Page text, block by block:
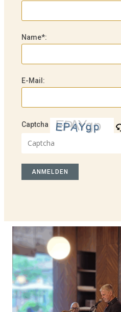
Name*:
E-Mail:
Captcha